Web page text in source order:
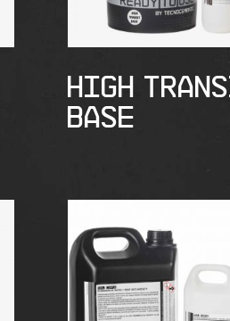
HIGH
BASE